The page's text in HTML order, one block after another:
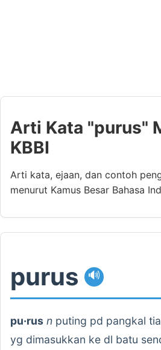
Arti Kata "purus"
KBBI
Arti kata, ejaan, dan contoh
menurut Kamus Besar Bahasa
purus 🔊
pu·rus n puting pd pangkal
yg dimasukkan ke dl batu